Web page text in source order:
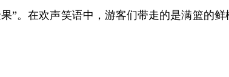
”。在欢声笑语中，游客们带走的是满篮的鲜